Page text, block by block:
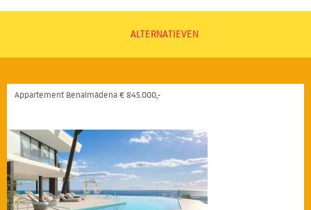
ALTERNATIEVEN
Appartement Benalmádena € 845.000,-